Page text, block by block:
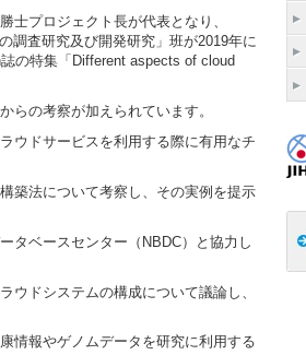
士プロジェクト長が代表となり、
調査研究及び開発研究」班が2019年に
の特集「Different aspects of cloud
らの考察が加えられています。
ウドサービスを利用する際に有用なチ
築法について考察し、その実例を提示
タベースセンター（NBDC）と協力し
ウドシステムの構成について議論し、
情報やゲノムデータを研究に利用する